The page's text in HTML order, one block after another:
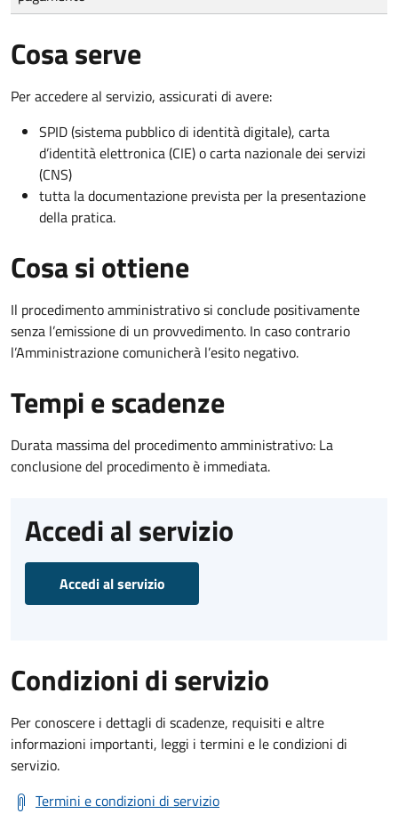
Cosa serve
Per accedere al servizio, assicurati di avere:
SPID (sistema pubblico di identità digitale), carta
d’identità elettronica (CIE) o carta nazionale dei servizi
(CNS)
tutta la documentazione prevista per la presentazione
della pratica.
Cosa si ottiene
Il procedimento amministrativo si conclude positivamente
senza l’emissione di un provvedimento. In caso contrario
l’Amministrazione comunicherà l’esito negativo.
Tempi e scadenze
Durata massima del procedimento amministrativo: La
conclusione del procedimento è immediata.
Accedi al servizio
Accedi al servizio
Condizioni di servizio
Per conoscere i dettagli di scadenze, requisiti e altre
informazioni importanti, leggi i termini e le condizioni di
servizio.
Termini e condizioni di servizio